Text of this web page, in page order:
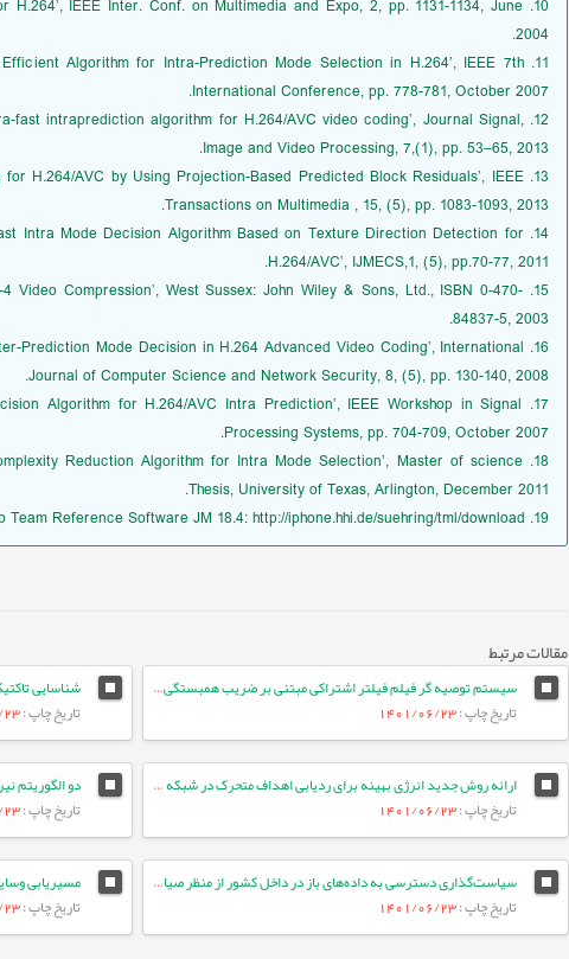
H.264’, IEEE Inter. Conf. on Multimedia and Expo, 2, pp. 1131-1134, June
2004.
Efficient Algorithm for Intra-Prediction Mode Selection in H.264’, IEEE 7th
International Conference, pp. 778-781, October 2007.
fast intraprediction algorithm for H.264/AVC video coding’, Journal Signal,
Image and Video Processing, 7,(1), pp. 53–65, 2013.
for H.264/AVC by Using Projection-Based Predicted Block Residuals’, IEEE
Transactions on Multimedia , 15, (5), pp. 1083-1093, 2013.
Intra Mode Decision Algorithm Based on Texture Direction Detection for
H.264/AVC’, IJMECS,1, (5), pp.70-77, 2011.
4 Video Compression’, West Sussex: John Wiley & Sons, Ltd., ISBN 0-470-
84837-5, 2003.
Prediction Mode Decision in H.264 Advanced Video Coding’, International
Journal of Computer Science and Network Security, 8, (5), pp. 130-140, 2008.
Algorithm for H.264/AVC Intra Prediction’, IEEE Workshop in Signal
Processing Systems, pp. 704-709, October 2007.
Reduction Algorithm for Intra Mode Selection’, Master of science
Thesis, University of Texas, Arlington, December 2011.
19. Joint Video Team Reference Software JM 18.4: http://iphone.hhi.de/suehring/tml/download.
مقالات مرتبط
سیستم توصیه گر فیلم فیلتر اشتراکی مبتنی بر ضریب همبستگی بین کاربران و محاسبه میانگین وزنی امتیازات با دقت بالا
تاریخ چاپ: 1401/06/23
شناسایی
تاریخ چاپ: 1401/06/23
ارائه روش جدید انرژی بهینه برای ردیابی اهداف متحرک در شبکه حسگر بی¬سیم با استفاده از الگوریتم جستجوی شکار
تاریخ چاپ: 1401/06/23
تاریخ چاپ: 1401/06/23
سیاست‌گذاری دسترسی به داده‌های باز در داخل کشور از منظر صیانت از حریم خصوصی و مالکیت داده‌های شخصی
تاریخ چاپ: 1401/06/23
تاریخ چاپ: 1401/06/23